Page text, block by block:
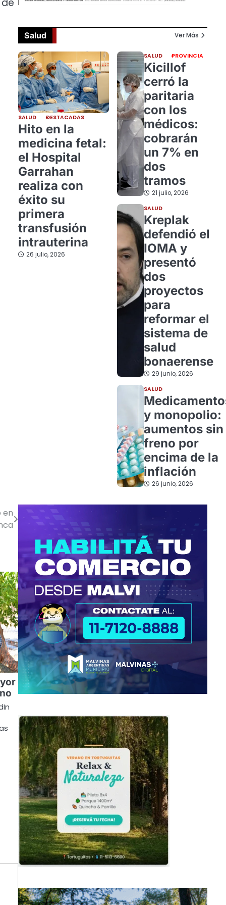
en
Salud Ver Más
SALUD DESTACADAS
Hito en la
medicina fetal:
el Hospital
Garrahan
realiza con
éxito su
primera
transfusión
intrauterina
26 julio, 2026
SALUD PROVINCIA
Kicillof
cerró la
paritaria
con los
médicos:
cobrarán
un 7% en
dos
tramos
21 julio, 2026
SALUD
Kreplak
defendió el
IOMA y
presentó
dos
proyectos
para
reformar el
sistema de
salud
bonaerense
29 junio, 2026
SALUD
y monopolio:
aumentos sin
freno por
encima de la
inflación
26 junio, 2026